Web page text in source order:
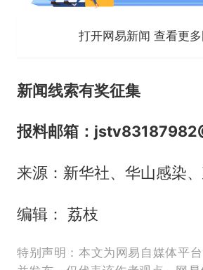
打开网易新闻 查看更
新闻线索有奖征集
报料邮箱：
来源：新华社、华山感染
编辑： 荔枝
特别声明：本文为网易自媒体平